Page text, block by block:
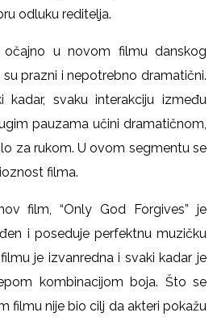
odluku reditelja.
u novom filmu danskog
prazni i nepotrebno dramatični.
kadar, svaku interakciju između
pauzama učini dramatičnom,
za rukom. U ovom segmentu se
filma.
film, “Only God Forgives” je
i poseduje perfektnu muzičku
je izvanredna i svaki kadar je
kombinacijom boja. Što se
filmu nije bio cilj da akteri pokažu